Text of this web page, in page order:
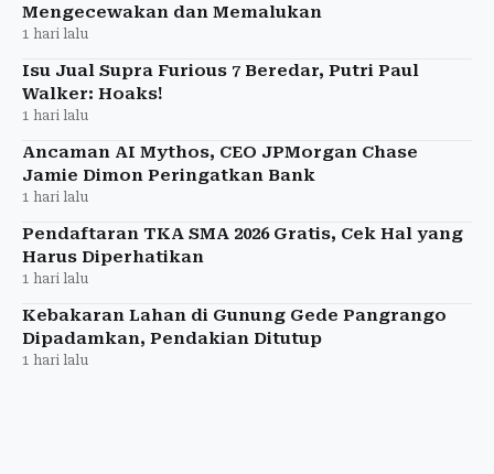
Mengecewakan dan Memalukan
1 hari lalu
Isu Jual Supra Furious 7 Beredar, Putri Paul
Walker: Hoaks!
1 hari lalu
Ancaman AI Mythos, CEO JPMorgan Chase
Jamie Dimon Peringatkan Bank
1 hari lalu
Pendaftaran TKA SMA 2026 Gratis, Cek Hal yang
Harus Diperhatikan
1 hari lalu
Kebakaran Lahan di Gunung Gede Pangrango
Dipadamkan, Pendakian Ditutup
1 hari lalu